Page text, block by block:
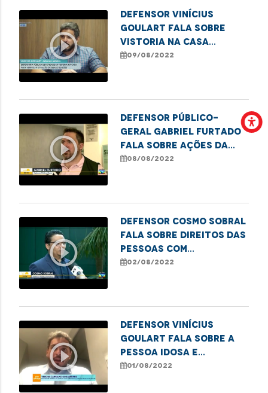
play_circle_outline
Defensor Vinícius
Goulart fala sobre
vistoria na Casa
Camélia Rosa
09/08/2022
play_circle_outline
Defensor Público-
Geral Gabriel Furtado
fala sobre ações da
Carreta dos Direitos
08/08/2022
play_circle_outline
Defensor Cosmo Sobral
fala sobre direitos das
pessoas com
deficiência em relação
02/08/2022
play_circle_outline
Defensor Vinícius
Goulart fala sobre a
pessoa idosa e
atividades laborais
01/08/2022